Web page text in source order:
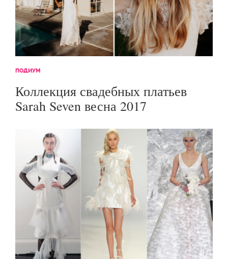
ПОДИУМ
Коллекция свадебных платьев
Sarah Seven весна 2017